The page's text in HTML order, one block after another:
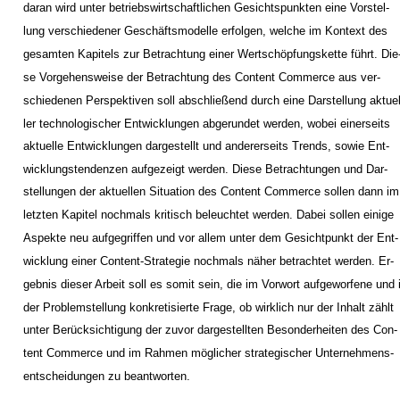
daran wird unter betriebswirtschaftlichen Gesichtspunkten eine Vorstel-
lung verschiedener Geschäftsmodelle erfolgen, welche im Kontext des
gesamten Kapitels zur Betrachtung einer Wertschöpfungskette führt.
se Vorgehensweise der Betrachtung des Content Commerce aus ver-
schiedenen Perspektiven soll abschließend durch eine Darstellung
ler technologischer Entwicklungen abgerundet werden, wobei einerseits
aktuelle Entwicklungen dargestellt und andererseits Trends, sowie Ent-
wicklungstendenzen aufgezeigt werden. Diese Betrachtungen und Dar-
stellungen der aktuellen Situation des Content Commerce sollen dann im
letzten Kapitel nochmals kritisch beleuchtet werden. Dabei sollen einige
Aspekte neu aufgegriffen und vor allem unter dem Gesichtpunkt der Ent-
wicklung einer Content-Strategie nochmals näher betrachtet werden. Er-
gebnis dieser Arbeit soll es somit sein, die im Vorwort aufgeworfene und
der Problemstellung konkretisierte Frage, ob wirklich nur der Inhalt zählt
unter Berücksichtigung der zuvor dargestellten Besonderheiten des Con-
tent Commerce und im Rahmen möglicher strategischer Unternehmens-
entscheidungen zu beantworten.